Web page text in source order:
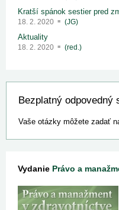
Kratší spánok sestier pred
18. 2. 2020 (JG)
Aktuality
18. 2. 2020 (red.)
Bezplatný
Vaše otázky môžete zadať
Vydanie Právo a